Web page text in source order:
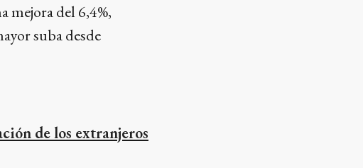
mejora del 6,4%,
suba desde
de los extranjeros